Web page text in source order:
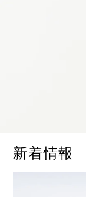
新着情報